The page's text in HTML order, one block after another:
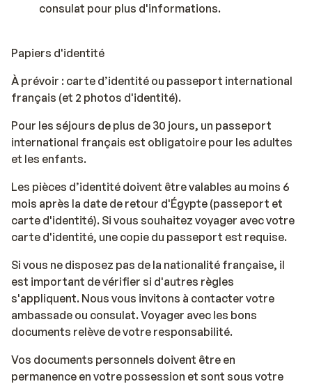
consulat pour plus d'informations.
Papiers d'identité
À prévoir : carte d’identité ou passeport international
français (et 2 photos d'identité).
Pour les séjours de plus de 30 jours, un passeport
international français est obligatoire pour les adultes
et les enfants.
Les pièces d’identité doivent être valables au moins 6
mois après la date de retour d'Égypte (passeport et
carte d'identité). Si vous souhaitez voyager avec votre
carte d'identité, une copie du passeport est requise.
Si vous ne disposez pas de la nationalité française, il
est important de vérifier si d'autres règles
s'appliquent. Nous vous invitons à contacter votre
ambassade ou consulat. Voyager avec les bons
documents relève de votre responsabilité.
Vos documents personnels doivent être en
permanence en votre possession et sont sous votre